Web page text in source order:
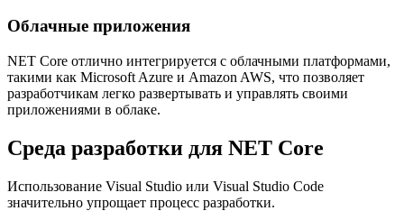
Облачные приложения
NET Core отлично интегрируется с облачными платформами,
такими как Microsoft Azure и Amazon AWS, что позволяет
разработчикам легко развертывать и управлять своими
приложениями в облаке.
Среда разработки для NET Core
Использование Visual Studio или Visual Studio Code
значительно упрощает процесс разработки.